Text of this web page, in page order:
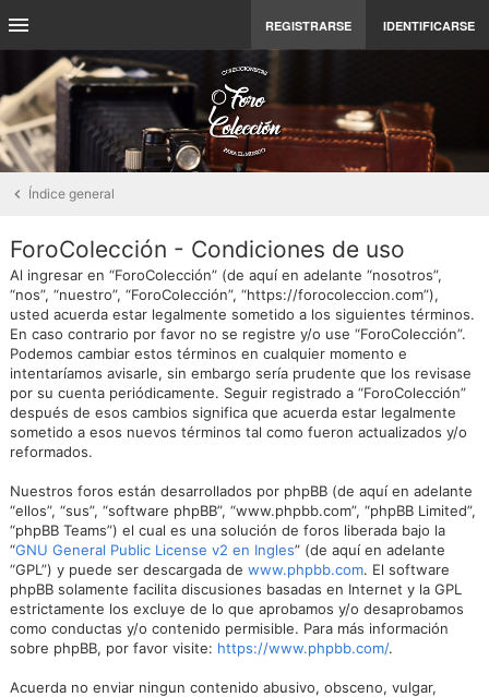
REGISTRARSE IDENTIFICARSE
Índice general
ForoColección - Condiciones de uso
Al ingresar en “ForoColección” (de aquí en adelante “nosotros”,
“nos”, “nuestro”, “ForoColección”, “https://forocoleccion.com”),
usted acuerda estar legalmente sometido a los siguientes términos.
En caso contrario por favor no se registre y/o use “ForoColección”.
Podemos cambiar estos términos en cualquier momento e
intentaríamos avisarle, sin embargo sería prudente que los revisase
por su cuenta periódicamente. Seguir registrado a “ForoColección”
después de esos cambios significa que acuerda estar legalmente
sometido a esos nuevos términos tal como fueron actualizados y/o
reformados.
Nuestros foros están desarrollados por phpBB (de aquí en adelante
“ellos”, “sus”, “software phpBB”, “www.phpbb.com”, “phpBB Limited”,
“phpBB Teams”) el cual es una solución de foros liberada bajo la
“GNU General Public License v2 en Ingles” (de aquí en adelante
“GPL”) y puede ser descargada de www.phpbb.com. El software
phpBB solamente facilita discusiones basadas en Internet y la GPL
estrictamente los excluye de lo que aprobamos y/o desaprobamos
como conductas y/o contenido permisible. Para más información
sobre phpBB, por favor visite: https://www.phpbb.com/.
Acuerda no enviar ningun contenido abusivo, obsceno, vulgar,